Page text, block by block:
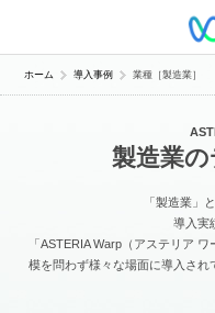
ホーム 導入事例 業種［製造業］
製造業の
「製造業」
導入実
「ASTERIA Warp（アステリア
模を問わず様々な場面に導入さ